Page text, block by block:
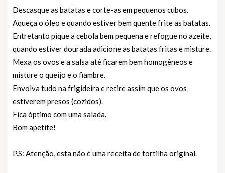
Descasque as batatas e corte-as em pequenos cubos.
Aqueça o óleo e quando estiver bem quente frite as batatas.
Entretanto pique a cebola bem pequena e refogue no azeite,
quando estiver dourada adicione as batatas fritas e misture.
Mexa os ovos e a salsa até ficarem bem homogêneos e
misture o queijo e o fiambre.
Envolva tudo na frigideira e retire assim que os ovos
estiverem presos (cozidos).
Fica óptimo com uma salada.
Bom apetite!
P.S: Atenção, esta não é uma receita de tortilha original.